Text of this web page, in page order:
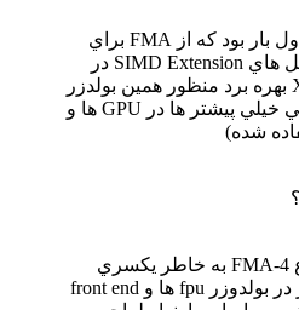
همين الان AMD اول بار بود كه از FMA براي
توسعه دستورالعمل هاي SIMD Extension در
پردازنده هاي X-86 بهره برد منظور همين بولدزر
خودمونه(البته خيلي خيلي پيشتر ها در GPU ها و
اAMD اومد از نوع FMA-4 به خاطر يكسري
برتري ها اولين بار در بولدوزر fpu ها و front end